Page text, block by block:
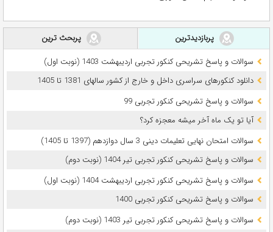
پربازدیدترین
پربحث ترین
سوالات و پاسخ تشریحی کنکور تجربی اردیبهشت 1403 (نوبت اول)
دانلود کنکورهای سراسری داخل و خارج از کشور سالهای 1381 تا 1405
سوالات و پاسخ تشریحی کنکور تجربی 99
آیا تو یک ماه آخر میشه معجزه کرد؟
سوالات امتحان نهایی تعلیمات دینی 3 سال دوازدهم (1397 تا 1405)
سوالات و پاسخ تشریحی کنکور تجربی تیر 1404 (نوبت دوم)
سوالات و پاسخ تشریحی کنکور تجربی اردیبهشت 1404 (نوبت اول)
سوالات و پاسخ تشریحی کنکور تجربی 1400
سوالات و پاسخ تشریحی کنکور تجربی تیر 1403 (نوبت دوم)